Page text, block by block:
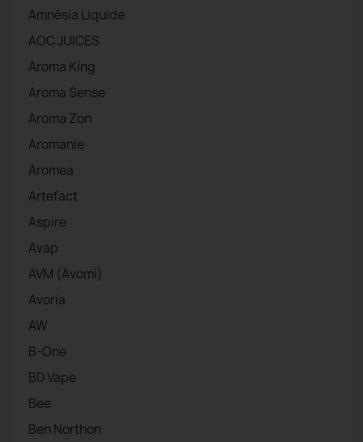
Amnésia Liquide
AOC JUICES
Aroma King
Aroma Sense
Aroma Zon
Aromanie
Aromea
Artefact
Aspire
Avap
AVM (Avomi)
Avoria
AW
B-One
BD Vape
Bee
Ben Northon